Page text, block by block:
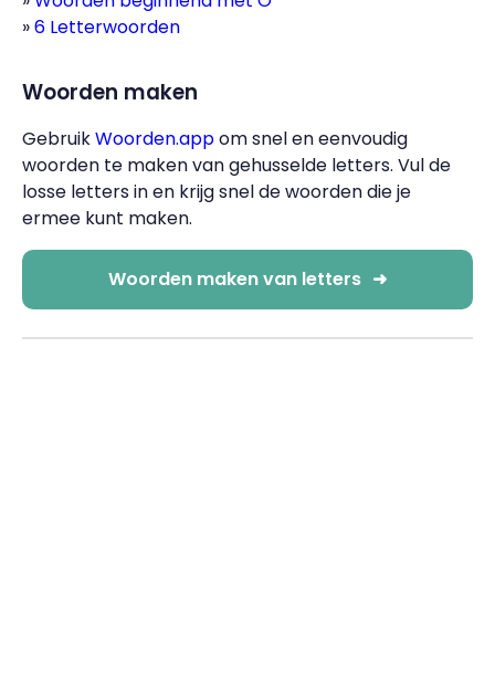
6 Letterwoorden
Woorden maken
GebruikWoorden.appom snel en eenvoudig
woorden te maken van gehusselde letters. Vul de
losse letters in en krijg snel de woorden die je
ermee kunt maken.
Woorden maken van letters ➜